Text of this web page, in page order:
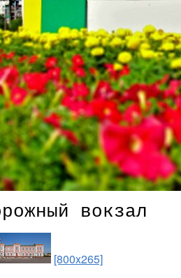
вокзал
[800x265]